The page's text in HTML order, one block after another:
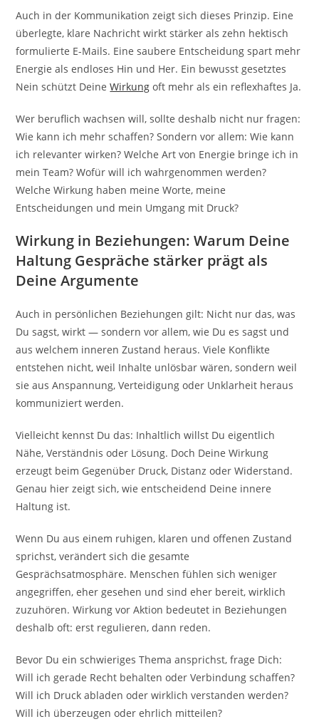
Auch in der Kommunikation zeigt sich dieses Prinzip. Eine
überlegte, klare Nachricht wirkt stärker als zehn hektisch
formulierte E-Mails. Eine saubere Entscheidung spart mehr
Energie als endloses Hin und Her. Ein bewusst gesetztes
Nein schützt DeineWirkung oft mehr als ein reflexhaftes Ja.
Wer beruflich wachsen will, sollte deshalb nicht nur fragen:
Wie kann ich mehr schaffen? Sondern vor allem: Wie kann
ich relevanter wirken? Welche Art von Energie bringe ich in
mein Team? Wofür will ich wahrgenommen werden?
Welche Wirkung haben meine Worte, meine
Entscheidungen und mein Umgang mit Druck?
Wirkung in Beziehungen: Warum Deine
Haltung Gespräche stärker prägt als
Deine Argumente
Auch in persönlichen Beziehungen gilt: Nicht nur das, was
Du sagst, wirkt — sondern vor allem, wie Du es sagst und
aus welchem inneren Zustand heraus. Viele Konflikte
entstehen nicht, weil Inhalte unlösbar wären, sondern weil
sie aus Anspannung, Verteidigung oder Unklarheit heraus
kommuniziert werden.
Vielleicht kennst Du das: Inhaltlich willst Du eigentlich
Nähe, Verständnis oder Lösung. Doch Deine Wirkung
erzeugt beim Gegenüber Druck, Distanz oder Widerstand.
Genau hier zeigt sich, wie entscheidend Deine innere
Haltung ist.
Wenn Du aus einem ruhigen, klaren und offenen Zustand
sprichst, verändert sich die gesamte
Gesprächsatmosphäre. Menschen fühlen sich weniger
angegriffen, eher gesehen und sind eher bereit, wirklich
zuzuhören. Wirkung vor Aktion bedeutet in Beziehungen
deshalb oft: erst regulieren, dann reden.
Bevor Du ein schwieriges Thema ansprichst, frage Dich:
Will ich gerade Recht behalten oder Verbindung schaffen?
Will ich Druck abladen oder wirklich verstanden werden?
Will ich überzeugen oder ehrlich mitteilen?